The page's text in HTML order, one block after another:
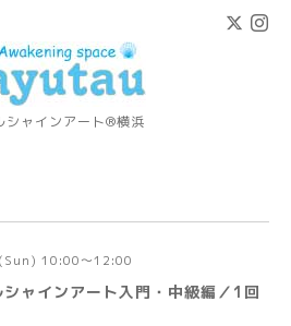
シャインアート®横浜
10:00～12:00
シャインアート入門・中級編／1回